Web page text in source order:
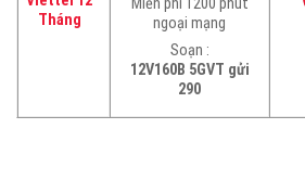
Tháng
Miễn phí 1200 phút
ngoại mạng
Soạn :
12V160B 5GVT gửi
290